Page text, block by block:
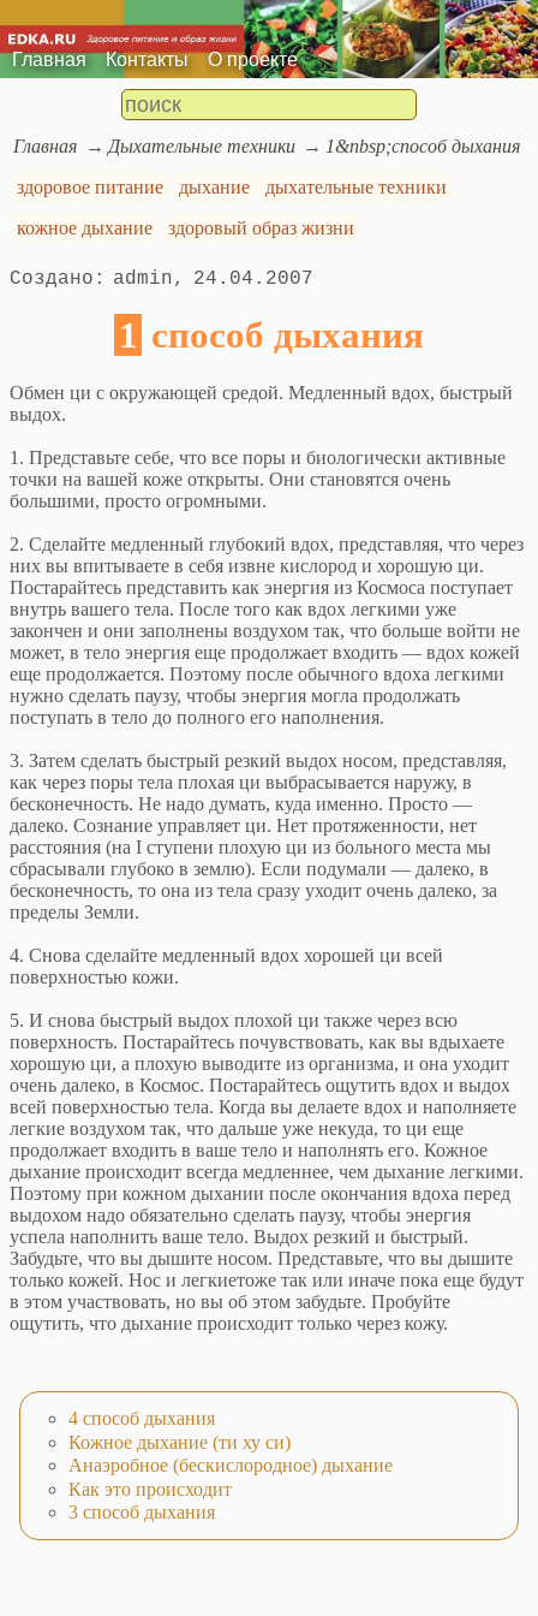
Главная Контакты О проекте
Главная Дыхательные техники
1&nbsp;способ дыхания
здоровое питание
дыхание
дыхательные техники
кожное дыхание
здоровый образ жизни
admin 24.04.2007
1 способ дыхания
Обмен ци с окружающей средой. Медленный вдох, быстрый
выдох.
1. Представьте себе, что все поры и биологически активные
точки на вашей коже открыты. Они становятся очень
большими, просто огромными.
2. Сделайте медленный глубокий вдох, представляя, что через
них вы впитываете в себя извне кислород и хорошую ци.
Постарайтесь представить как энергия из Космоса поступает
внутрь вашего тела. После того как вдох легкими уже
закончен и они заполнены воздухом так, что больше войти не
может, в тело энергия еще продолжает входить — вдох кожей
еще продолжается. Поэтому после обычного вдоха легкими
нужно сделать паузу, чтобы энергия могла продолжать
поступать в тело до полного его наполнения.
3. Затем сделать быстрый резкий выдох носом, представляя,
как через поры тела плохая ци выбрасывается наружу, в
бесконечность. Не надо думать, куда именно. Просто —
далеко. Сознание управляет ци. Нет протяженности, нет
расстояния (на I ступени плохую ци из больного места мы
сбрасывали глубоко в землю). Если подумали — далеко, в
бесконечность, то она из тела сразу уходит очень далеко, за
пределы Земли.
4. Снова сделайте медленный вдох хорошей ци всей
поверхностью кожи.
5. И снова быстрый выдох плохой ци также через всю
поверхность. Постарайтесь почувствовать, как вы вдыхаете
хорошую ци, а плохую выводите из организма, и она уходит
очень далеко, в Космос. Постарайтесь ощутить вдох и выдох
всей поверхностью тела. Когда вы делаете вдох и наполняете
легкие воздухом так, что дальше уже некуда, то ци еще
продолжает входить в ваше тело и наполнять его. Кожное
дыхание происходит всегда медленнее, чем дыхание легкими.
Поэтому при кожном дыхании после окончания вдоха перед
выдохом надо обязательно сделать паузу, чтобы энергия
успела наполнить ваше тело. Выдох резкий и быстрый.
Забудьте, что вы дышите носом. Представьте, что вы дышите
только кожей. Нос и легкиетоже так или иначе пока еще будут
в этом участвовать, но вы об этом забудьте. Пробуйте
ощутить, что дыхание происходит только через кожу.
4 способ дыхания
Кожное дыхание (ти ху си)
Анаэробное (бескислородное) дыхание
Как это происходит
3 способ дыхания